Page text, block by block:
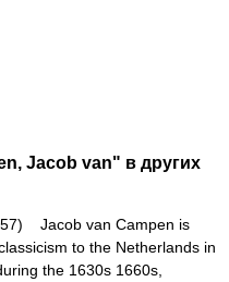
Jacob van" в других
Jacob van Campen is
to the Netherlands in
the 1630s 1660s,